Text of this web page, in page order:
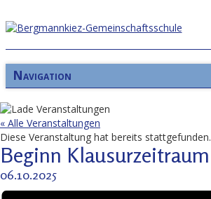
Navigation
« Alle Veranstaltungen
Diese Veranstaltung hat bereits stattgefunden.
Beginn Klausurzeitraum
06.10.2025